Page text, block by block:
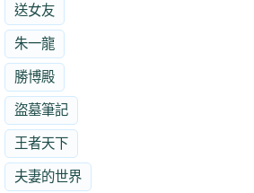
送女友
朱一龍
勝博殿
盜墓筆記
王者天下
夫妻的世界